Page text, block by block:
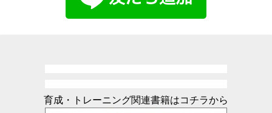
育成・トレーニング関連書籍はコチラから